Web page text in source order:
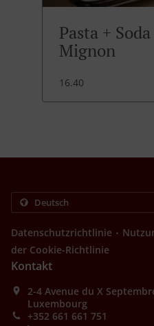
Pasta +
Mignon
16.40
Datenschutzrichtlinie .
der Cookie-Richtlinie
Kontakt
2-4 Avenue du X
Luxembourg
+352 661 661 751